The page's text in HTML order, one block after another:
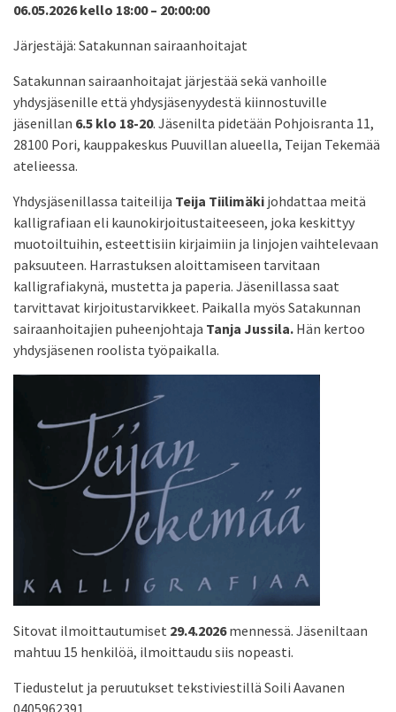
06.05.2026 kello 18:00 – 20:00:00
Järjestäjä: Satakunnan sairaanhoitajat
Satakunnan sairaanhoitajat järjestää sekä vanhoille
yhdysjäsenille että yhdysjäsenyydestä kiinnostuville
jäsenillan 6.5 klo 18-20. Jäsenilta pidetään Pohjoisranta 11,
28100 Pori, kauppakeskus Puuvillan alueella, Teijan Tekemää
atelieessa.
Yhdysjäsenillassa taiteilija Teija Tiilimäki johdattaa meitä
kalligrafiaan eli kaunokirjoitustaiteeseen, joka keskittyy
muotoiltuihin, esteettisiin kirjaimiin ja linjojen vaihtelevaan
paksuuteen. Harrastuksen aloittamiseen tarvitaan
kalligrafiakynä, mustetta ja paperia. Jäsenillassa saat
tarvittavat kirjoitustarvikkeet. Paikalla myös Satakunnan
sairaanhoitajien puheenjohtaja Tanja Jussila. Hän kertoo
yhdysjäsenen roolista työpaikalla.
Sitovat ilmoittautumiset 29.4.2026mennessä. Jäseniltaan
mahtuu 15 henkilöä, ilmoittaudu siis nopeasti.
Tiedustelut ja peruutukset tekstiviestillä Soili Aavanen